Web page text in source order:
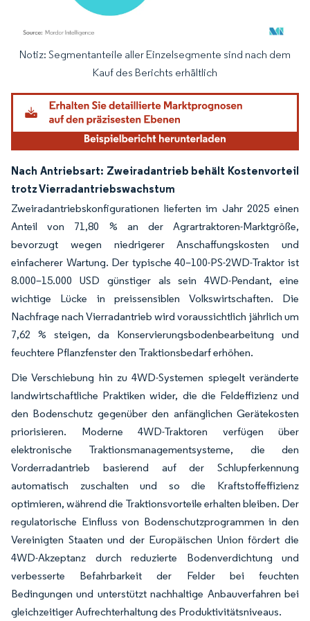
Bild © Mordor Intelligence. Wiederverwendung erfordert Namensnennung
Notiz: Segmentanteile aller Einzelsegmente sind nach dem
Kauf des Berichts erhältlich
Nach Antriebsart: Zweiradantrieb behält Kostenvorteil
trotz Vierradantriebswachstum
Zweiradantriebskonfigurationen lieferten im Jahr 2025 einen
Anteil von 71,80 % an der Agrartraktoren-Marktgröße,
bevorzugt wegen niedrigerer Anschaffungskosten und
einfacherer Wartung. Der typische 40–100-PS-2WD-Traktor ist
8.000–15.000 USD günstiger als sein 4WD-Pendant, eine
wichtige Lücke in preissensiblen Volkswirtschaften. Die
Nachfrage nach Vierradantrieb wird voraussichtlich jährlich um
7,62 % steigen, da Konservierungsbodenbearbeitung und
feuchtere Pflanzfenster den Traktionsbedarf erhöhen.
Die Verschiebung hin zu 4WD-Systemen spiegelt veränderte
landwirtschaftliche Praktiken wider, die die Feldeffizienz und
den Bodenschutz gegenüber den anfänglichen Gerätekosten
priorisieren. Moderne 4WD-Traktoren verfügen über
elektronische Traktionsmanagementsysteme, die den
Vorderradantrieb basierend auf der Schlupferkennung
automatisch zuschalten und so die Kraftstoffeffizienz
optimieren, während die Traktionsvorteile erhalten bleiben. Der
regulatorische Einfluss von Bodenschutzprogrammen in den
Vereinigten Staaten und der Europäischen Union fördert die
4WD-Akzeptanz durch reduzierte Bodenverdichtung und
verbesserte Befahrbarkeit der Felder bei feuchten
Bedingungen und unterstützt nachhaltige Anbauverfahren bei
gleichzeitiger Aufrechterhaltung des Produktivitätsniveaus.